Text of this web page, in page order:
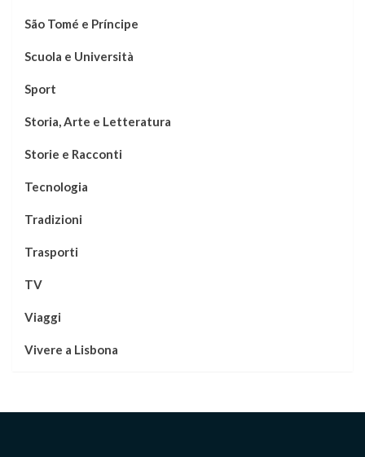
São Tomé e Príncipe
Scuola e Università
Sport
Storia, Arte e Letteratura
Storie e Racconti
Tecnologia
Tradizioni
Trasporti
TV
Viaggi
Vivere a Lisbona